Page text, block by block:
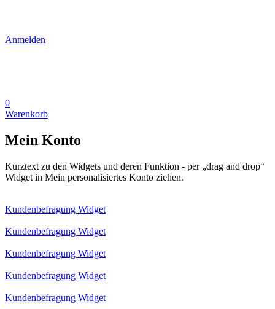
Anmelden
0
Warenkorb
Mein Konto
Kurztext zu den Widgets und deren Funktion - per „drag and drop“
Widget in Mein personalisiertes Konto ziehen.
Kundenbefragung Widget
Kundenbefragung Widget
Kundenbefragung Widget
Kundenbefragung Widget
Kundenbefragung Widget